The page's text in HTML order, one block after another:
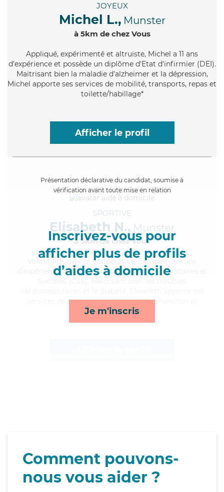
JOYEUX
Michel L., Munster
à 5km de chez Vous
Appliqué, expérimenté et altruiste, Michel a 11 ans
d'expérience et possède un diplôme d'Etat d'infirmier (DEI).
Maitrisant bien la maladie d'alzheimer et la dépression,
Michel apporte ses services de mobilité, transports, repas et
toilette/habillage*
Afficher le profil
Présentation déclarative du candidat, soumise à
vérification avant toute mise en relation
Inscrivez-vous pour
afficher plus de profils
d’aides à domicile
Je m'inscris
SPORTIVE
Elisabeth N., Munster
à 5km de chez Vous
, gaie et coopérative, Elisabeth a 4 ans
d'expérience et possède un BEP Carrières Sanitaires et
services de mobilité, rappels, courses/livraison et
transports*
Comment pouvons-
nous vous aider ?